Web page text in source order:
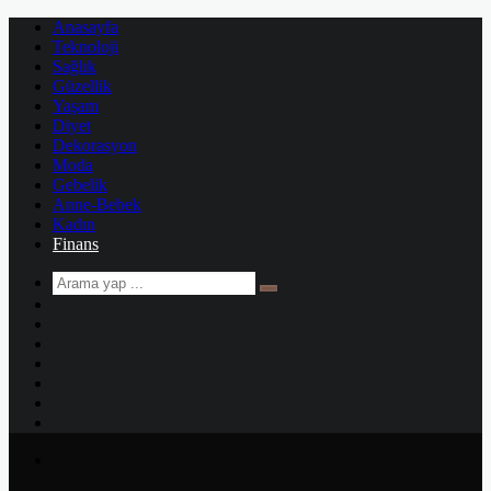
Anasayfa
Teknoloji
Sağlık
Güzellik
Yaşam
Diyet
Dekorasyon
Moda
Gebelik
Anne-Bebek
Kadın
Finans
Arama